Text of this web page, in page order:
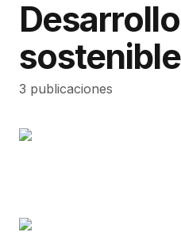
Desarrollo
sostenible
3 publicaciones